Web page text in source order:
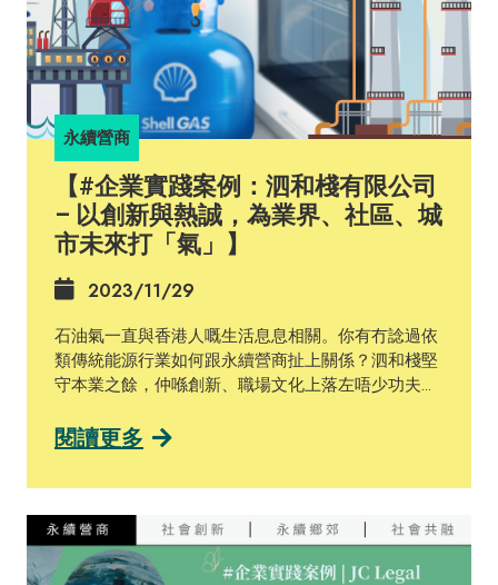
永續營商
【#企業實踐案例：泗和棧有限公司
– 以創新與熱誠，為業界、社區、城
市未來打「氣」】
2023/11/29
石油氣一直與香港人嘅生活息息相關。你有冇諗過依
類傳統能源行業如何跟永續營商扯上關係？泗和棧堅
守本業之餘，仲喺創新、職場文化上落左唔少功夫，
1976年成立，主要經營樽裝石油氣（LPG）、管道石
董事總經理兼皇冠爐具（集團）有限公司董事李蔓瑩
（Joyce）強調「安全系數」係佢哋對員工同客戶嘅
首要考量。自1992年起，泗和棧亦已採用電腦化操
閱讀更多